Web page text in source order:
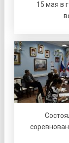
15 мая в